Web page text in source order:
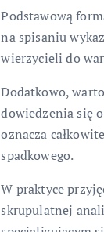
Podstawową
na spisaniu
wierzycieli do
Dodatkowo,
dowiedzenia się
oznacza
spadkowego.
W praktyce
skrupulatnej